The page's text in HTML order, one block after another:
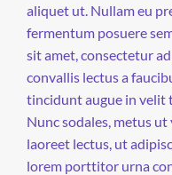
aliquet ut. Nullam eu
fermentum posuere
sit amet, consectetur
convallis lectus a
tincidunt augue in velit
Nunc sodales, metus
laoreet lectus, ut
lorem porttitor urna